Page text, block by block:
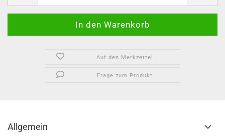
Auf den Merkzettel
Frage zum Produkt
Allgemein